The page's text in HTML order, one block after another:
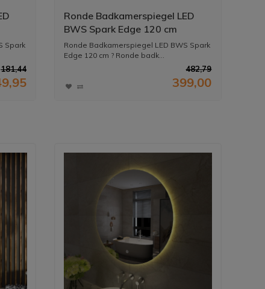
Spark
181,44
Ronde Badkamerspiegel LED
BWS Spark Edge 120 cm
Ronde Badkamerspiegel LED BWS Spark
Edge 120 cm ? Ronde badk...
482,79
399,00